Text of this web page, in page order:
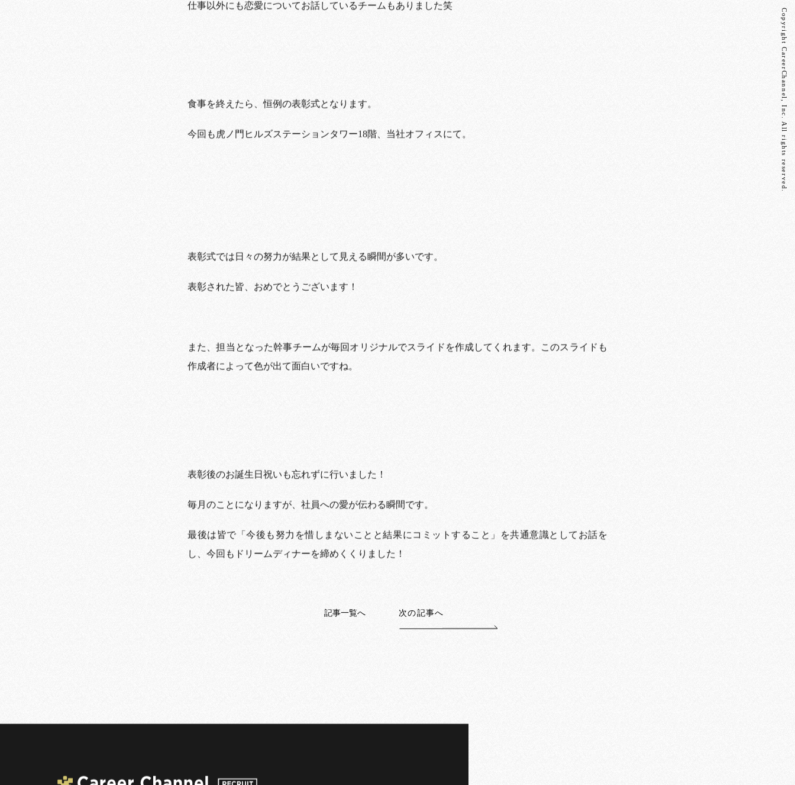
仕事以外にも恋愛についてお話しているチームもありました笑
食事を終えたら、恒例の表彰式となります。
今回も虎ノ門ヒルズステーションタワー18階、当社オフィスにて。
表彰式では日々の努力が結果として見える瞬間が多いです。
表彰された皆、おめでとうございます！
また、担当となった幹事チームが毎回オリジナルでスライドを作成してくれます。このスライドも
作成者によって色が出て面白いですね。
表彰後のお誕生日祝いも忘れずに行いました！
毎月のことになりますが、社員への愛が伝わる瞬間です。
最後は皆で「今後も努力を惜しまないことと結果にコミットすること」を共通意識としてお話を
し、今回もドリームディナーを締めくくりました！
記事一覧へ 次の記事へ
Copyright CareerChannel, Inc. All rights reserved.